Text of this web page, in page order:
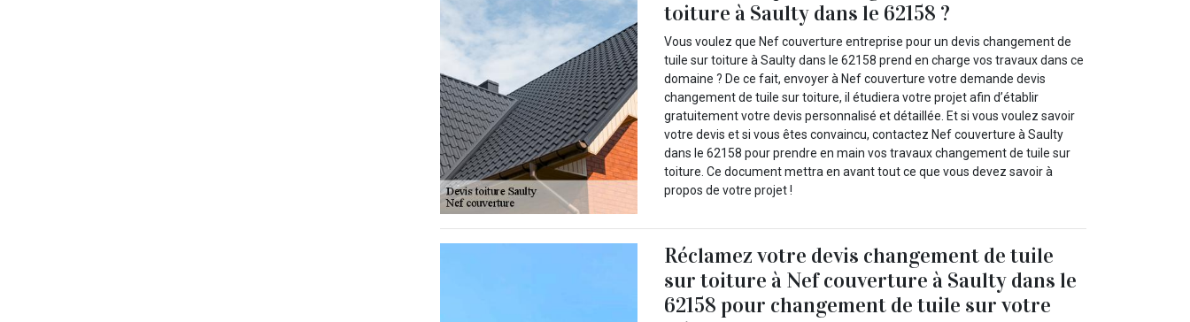
toiture à Saulty dans le 62158 ?
Vous voulez que Nef couverture entreprise pour un devis changement de
tuile sur toiture à Saulty dans le 62158 prend en charge vos travaux dans ce
domaine ? De ce fait, envoyer à Nef couverture votre demande devis
changement de tuile sur toiture, il étudiera votre projet afin d’établir
gratuitement votre devis personnalisé et détaillée. Et si vous voulez savoir
votre devis et si vous êtes convaincu, contactez Nef couverture à Saulty
dans le 62158 pour prendre en main vos travaux changement de tuile sur
toiture. Ce document mettra en avant tout ce que vous devez savoir à
propos de votre projet !
Réclamez votre devis changement de tuile
sur toiture à Nef couverture à Saulty dans le
62158 pour changement de tuile sur votre